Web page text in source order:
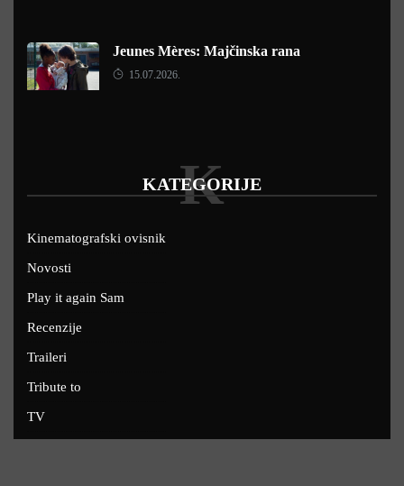
Jeunes Mères: Majčinska rana
15.07.2026.
KATEGORIJE
K
Kinematografski ovisnik
Novosti
Play it again Sam
Recenzije
Traileri
Tribute to
TV